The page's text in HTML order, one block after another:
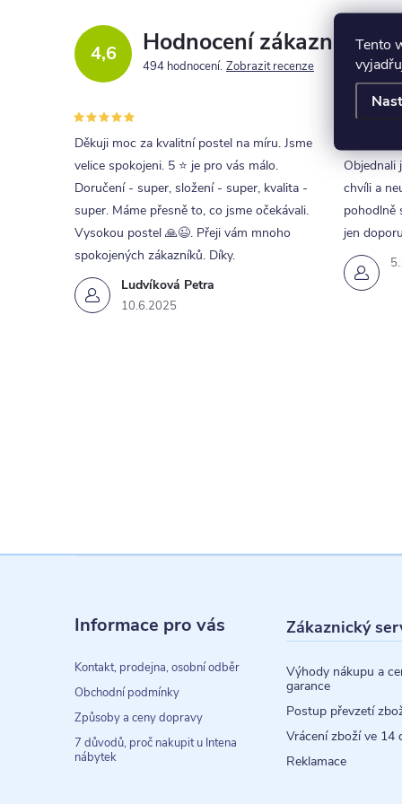
Tento
4,6 Hodnocení zákazníků
494 hodnocení Zobrazit recenze
Ludvíková Petra
10.6.2025
Děkuji moc za kvalitní postel na míru. Jsme
velice spokojeni. 5 ⭐ je pro vás málo.
Doručení - super, složení - super, kvalita -
super. Máme přesně to, co jsme očekávali.
Vysokou postel 🙏😉. Přeji vám mnoho
spokojených zákazníků. Díky.
Objednali
chvíli a
pohodlně
jen
Informace pro vás
Kontakt, prodejna, osobní odběr
Obchodní podmínky
Způsoby a ceny dopravy
7 důvodů, proč nakupit u Intena
nábytek
Zákaznický
Výhody nákupu a
garance
Postup převzetí
Vrácení zboží ve 14
Reklamace